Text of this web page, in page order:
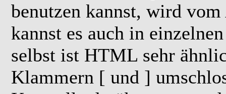
benutzen kannst, wird
kannst es auch in
selbst ist HTML sehr
Klammern [ und ]